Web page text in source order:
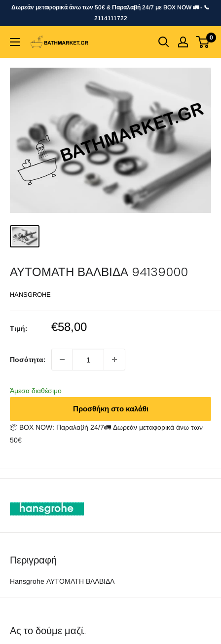
SkipΔωρεάν μεταφορικά άνω των 50€ & Παραλαβή 24/7 με BOX NOW 🚛 - 📞
2114111722
bathmarket.gr 0
ΑΥΤΟΜΑΤΗ ΒΑΛΒΙΔΑ 94139000
HANSGROHE
Τιμή:
Sale
€58,00
Ποσότητα:
Άμεσα διαθέσιμο
Προσθήκη στο καλάθι
📦 BOX NOW: Παραλαβή 24/7🚛 Δωρεάν μεταφορικά άνω των
50€
Περιγραφή
Hansgrohe ΑΥΤΟΜΑΤΗ ΒΑΛΒΙΔΑ
Ας το δούμε μαζί..